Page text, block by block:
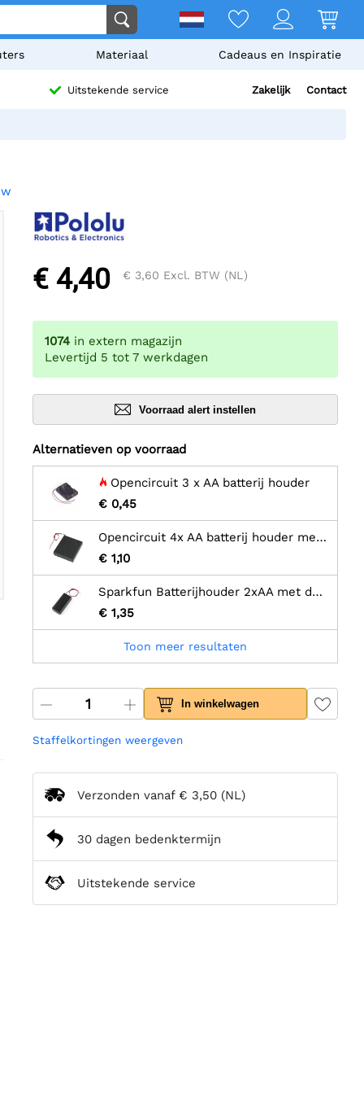
Materiaal Cadeaus en Inspiratie
Uitstekende service Zakelijk Contact
€ 4,40 € 3,60 Excl. BTW (NL)
1074 in extern magazijn
Levertijd 5 tot 7 werkdagen
Voorraad alert instellen
Alternatieven op voorraad
Opencircuit 3 x AA batterij houder
€ 0,45
Opencircuit 4x AA batterij houder met switch
€ 1,10
Sparkfun Batterijhouder 2xAA met deksel en schakelaar - JST-connector
€ 1,35
Toon meer resultaten
In winkelwagen
Staffelkortingen weergeven
Verzonden vanaf € 3,50 (NL)
30 dagen bedenktermijn
Uitstekende service